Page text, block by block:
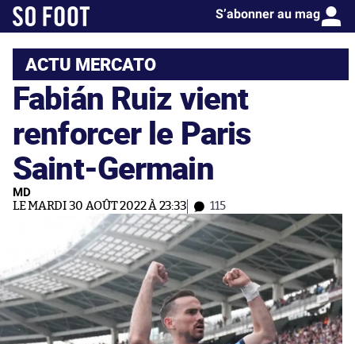
S’abonner au mag
ACTU MERCATO
Fabián Ruiz vient
renforcer le Paris
Saint-Germain
MD
LE MARDI 30 AOÛT 2022 À 23:33 115